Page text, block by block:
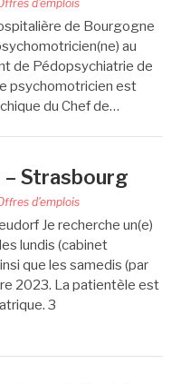
d'emplois
de Bourgogne
au
de Pédopsychiatrie de
psychomotricien est
du Chef de…
Strasbourg
d'emplois
Je recherche un(e)
lundis (cabinet
que les samedis (par
2023. La patientèle est
3